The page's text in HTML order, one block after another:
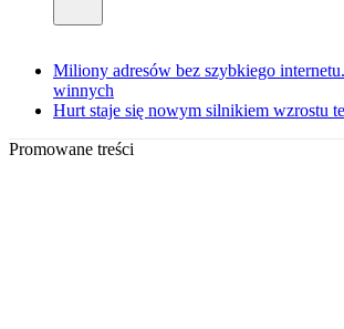
Miliony adresów bez szybkiego
winnych
Hurt staje się nowym silnikiem wzrostu
Promowane treści